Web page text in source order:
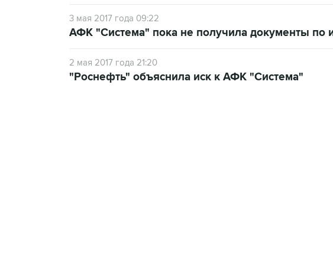
3 мая 2017 года 09:22
АФК "Система" пока не получила документы по
2 мая 2017 года 21:20
"Роснефть" объяснила иск к АФК "Система"